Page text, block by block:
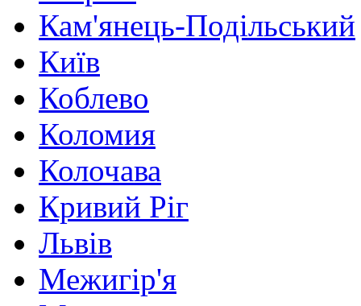
Кам'янець-Подільський
Київ
Коблево
Коломия
Колочава
Кривий Ріг
Львів
Межигір'я